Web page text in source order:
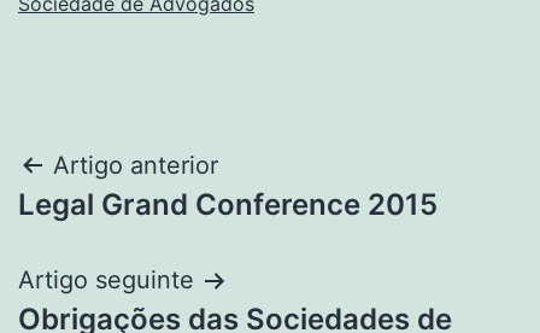
Navegação
de
artigos
Artigo anterior
Legal Grand Conference 2015
Artigo seguinte
Obrigações das Sociedades de